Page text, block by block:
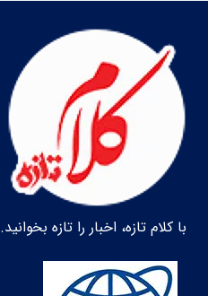
با کلام تازه، اخبار را تازه بخوانید.